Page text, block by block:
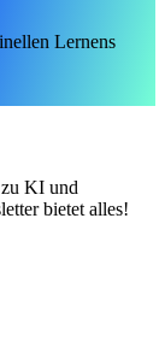
Lernens
KI und
bietet alles!